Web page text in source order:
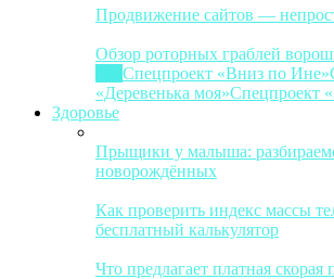
Продвижение сайтов —
Обзор роторных граблей
Спецпроект «Вниз по Ине»
«Деревенька моя»Спецпроект
Здоровье
Прыщики у малыша:
новорождённых
Как проверить индекс массы
бесплатный калькулятор
Что предлагает платная